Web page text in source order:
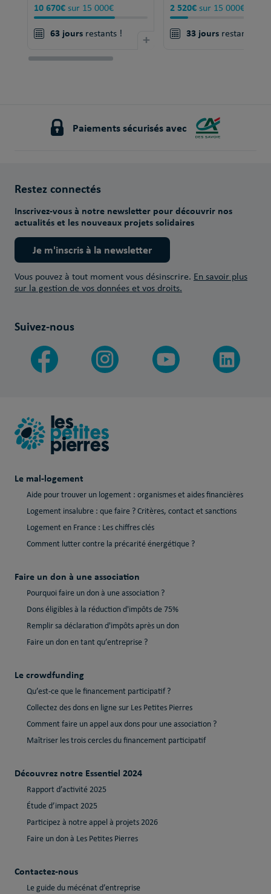
10 670€ sur 15 000€
63 jours restants ! +
2 520€ sur 15 000€
33 jours restants !
Paiements sécurisés avec
Restez connectés
Inscrivez-vous à notre newsletter pour découvrir nos
actualités et les nouveaux projets solidaires
Je m'inscris à la newsletter
Vous pouvez à tout moment vous désinscrire. En savoir plus
sur la gestion de vos données et vos droits.
Suivez-nous
Le mal-logement
Aide pour trouver un logement : organismes et aides financières
Logement insalubre : que faire ? Critères, contact et sanctions
Logement en France : Les chiffres clés
Comment lutter contre la précarité énergétique ?
Faire un don à une association
Pourquoi faire un don à une association ?
Dons éligibles à la réduction d'impôts de 75%
Remplir sa déclaration d'impôts après un don
Faire un don en tant qu’entreprise ?
Le crowdfunding
Qu’est-ce que le financement participatif ?
Collectez des dons en ligne sur Les Petites Pierres
Comment faire un appel aux dons pour une association ?
Maîtriser les trois cercles du financement participatif
Découvrez notre Essentiel 2024
Rapport d’activité 2025
Étude d’impact 2025
Participez à notre appel à projets 2026
Faire un don à Les Petites Pierres
Contactez-nous
Le guide du mécénat d’entreprise